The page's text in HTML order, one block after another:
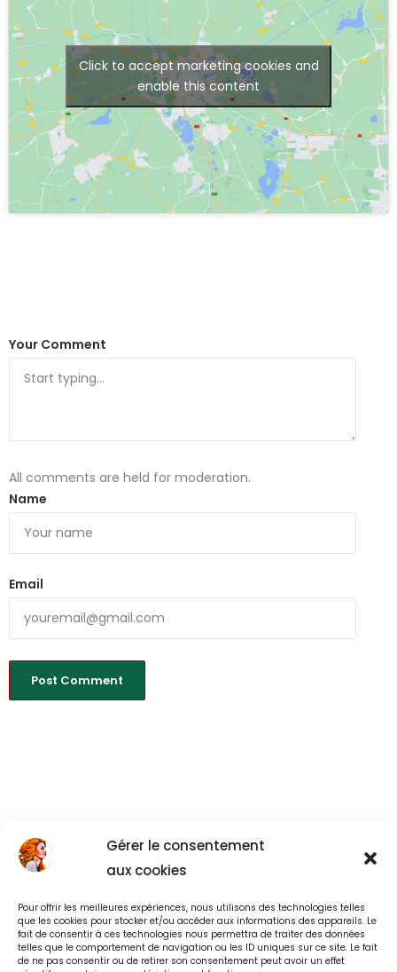
Gérer le consentement
aux cookies
Pour offrir les meilleures expériences, nous utilisons des technologies telles
que les cookies pour stocker et/ou accéder aux informations des appareils. Le
fait de consentir à ces technologies nous permettra de traiter des données
telles que le comportement de navigation ou les ID uniques sur ce site. Le fait
de ne pas consentir ou de retirer son consentement peut avoir un effet
Click to accept marketing cookies and
enable this content
Your Comment
All comments are held for moderation.
Name
Email
Back to All